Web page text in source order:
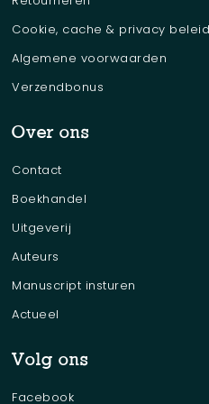
Cookie, cache & privacy beleid
Algemene voorwaarden
Verzendbonus
Over ons
Contact
Boekhandel
Uitgeverij
Auteurs
Manuscript insturen
Actueel
Volg ons
Facebook